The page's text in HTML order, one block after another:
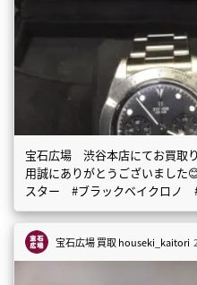
宝石広場 渋谷本店にてお買取
用誠にありがとうございまし
スター #ブラックベイクロノ
宝石広場 買取houseki_kaitori